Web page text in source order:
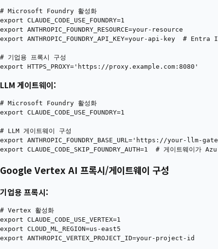
# Microsoft Foundry 활성화
export CLAUDE_CODE_USE_FOUNDRY=1
export ANTHROPIC_FOUNDRY_RESOURCE=your-resource
export ANTHROPIC_FOUNDRY_API_KEY=your-api-key  # Entra
# 기업용 프록시 구성
LLM 게이트웨이:
# Microsoft Foundry 활성화
export CLAUDE_CODE_USE_FOUNDRY=1
# LLM 게이트웨이 구성
export ANTHROPIC_FOUNDRY_BASE_URL='https://your-llm-
Google Vertex AI 프록시/게이트웨이 구성
기업용 프록시:
# Vertex 활성화
export CLAUDE_CODE_USE_VERTEX=1
export CLOUD_ML_REGION=us-east5
export ANTHROPIC_VERTEX_PROJECT_ID=your-project-id